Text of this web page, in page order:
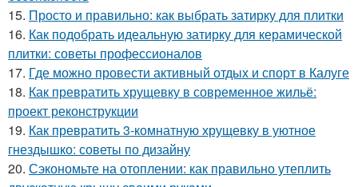
15. Просто и правильно: как выбрать затирку для плитки
16. Как подобрать идеальную затирку для керамической
плитки: советы профессионалов
17. Где можно провести активный отдых и спорт в Калуге
18. Как превратить хрущевку в современное жильё:
проект реконструкции
19. Как превратить 3-комнатную хрущевку в уютное
гнездышко: советы по дизайну
20. Сэкономьте на отоплении: как правильно утеплить